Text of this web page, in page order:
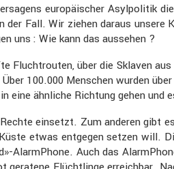
europäi­scher Asylpo­litik
Fall. Wir ziehen daraus
uns : Wie kann das aussehen ?
über die Sklaven
100.000 Menschen wurden
ähnliche Richtung gehen und
einsetzt. Zum anderen gibt
etwas entgegen setzen will.
AlarmPhone. Auch das